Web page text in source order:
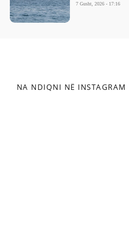
7 Gusht, 2026 - 17:16
NA NDIQNI NË INSTAGRAM